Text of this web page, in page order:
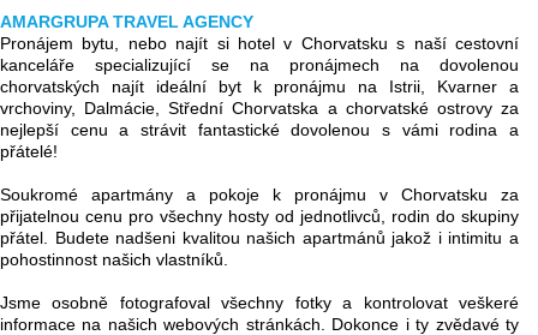
AMARGRUPA TRAVEL AGENCY
Pronájem bytu, nebo najít si hotel v Chorvatsku s naší cestovní
kanceláře specializující se na pronájmech na dovolenou
chorvatských najít ideální byt k pronájmu na Istrii, Kvarner a
vrchoviny, Dalmácie, Střední Chorvatska a chorvatské ostrovy za
nejlepší cenu a strávit fantastické dovolenou s vámi rodina a
přátelé!
Soukromé apartmány a pokoje k pronájmu v Chorvatsku za
přijatelnou cenu pro všechny hosty od jednotlivců, rodin do skupiny
přátel. Budete nadšeni kvalitou našich apartmánů jakož i intimitu a
pohostinnost našich vlastníků.
Jsme osobně fotografoval všechny fotky a kontrolovat veškeré
informace na našich webových stránkách. Dokonce i ty zvědavé ty